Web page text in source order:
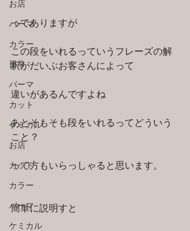
お店
パーマ
カラー
日常
パーマ
カット
ケミカル
お店
カット
カラー
パーマ
ケミカル
ってありますが
この段をいれるっていうフレーズの解
釈がだいぶお客さんによって
違いがあるんですよね
あとそもそも段をいれるってどういう
こと？
って方もいらっしゃると思います。
簡単に説明すと